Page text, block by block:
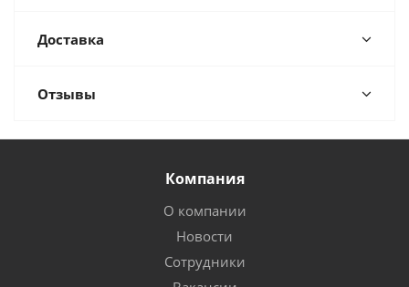
Доставка
Отзывы
Компания
О компании
Новости
Сотрудники